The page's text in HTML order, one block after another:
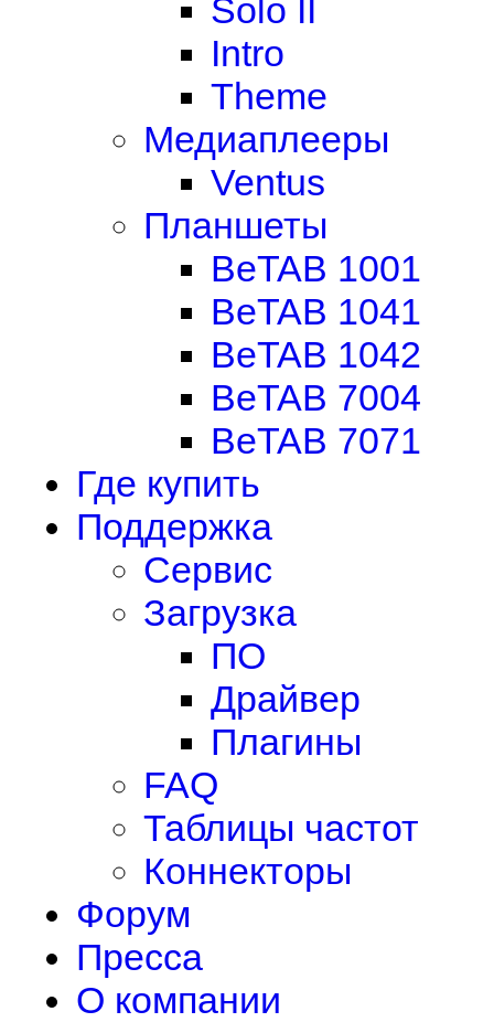
Solo II
Intro
Theme
Медиаплееры
Ventus
Планшеты
BeTAB 1001
BeTAB 1041
BeTAB 1042
BeTAB 7004
BeTAB 7071
Где купить
Поддержка
Сервис
Загрузка
ПО
Драйвер
Плагины
FAQ
Таблицы частот
Коннекторы
Форум
Пресса
О компании